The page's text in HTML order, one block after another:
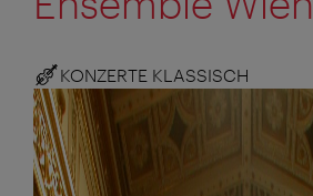
KONZERTE KLASSISCH